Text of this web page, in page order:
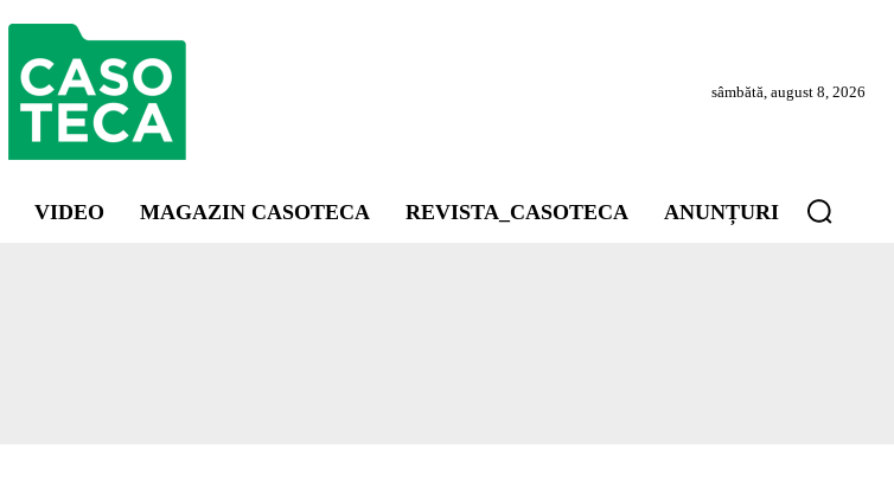
sâmbătă, august 8, 2026
VIDEO MAGAZIN CASOTECA REVISTA_CASOTECA ANUNȚURI